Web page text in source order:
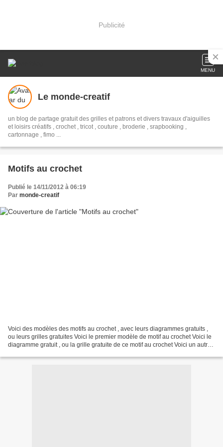
Publicité
MENU
Le monde-creatif
un blog de partage gratuit des grilles et patrons et divers travaux d'aiguilles
et loisirs créatifs , crochet , tricot , couture , broderie , srapbooking ,
cartonnage , fimo ...
Motifs au crochet
Publié le 14/11/2012 à 06:19
Par monde-creatif
Voici des modèles des motifs au crochet , avec leurs diagrammes gratuits ,
ou leurs grilles gratuites Voici le premier modèle de motif au crochet Voici le
diagramme gratuit , ou la grille gratuite de ce motif au crochet Voici un autre